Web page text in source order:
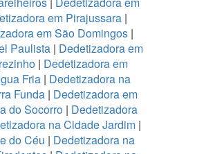
em Pirajussara |
em São Domingos|
Paulista| Dedetizadora em
| Dedetizadora em
Fria| Dedetizadora na
Funda | Dedetizadora em
do Socorro | Dedetizadora
na Cidade Jardim|
do Céu | Dedetizadora na